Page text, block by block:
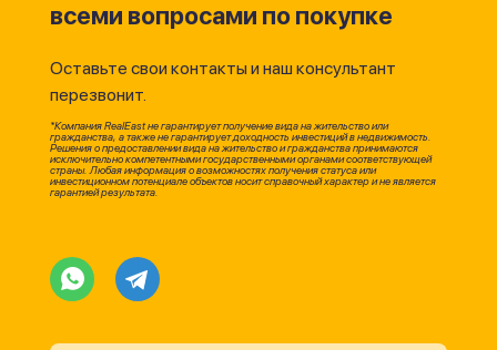
всеми вопросами по покупке
Оставьте свои контакты и наш консультант
перезвонит.
*Компания RealEast не гарантирует получение вида на жительство или
гражданства, а также не гарантирует доходность инвестиций в недвижимость.
Решения о предоставлении вида на жительство и гражданства принимаются
исключительно компетентными государственными органами соответствующей
страны. Любая информация о возможностях получения статуса или
инвестиционном потенциале объектов носит справочный характер и не является
гарантией результата.